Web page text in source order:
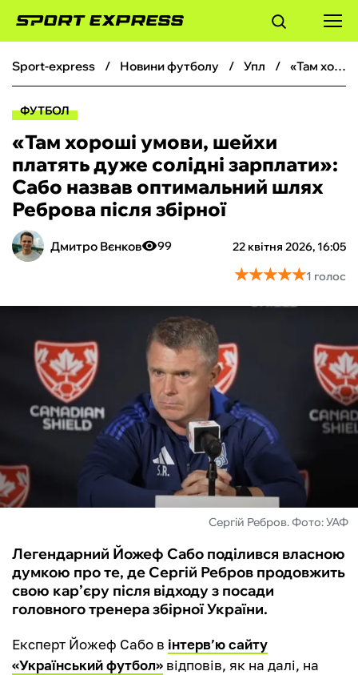
ФУТБОЛ
БОКС
ХОКЕЙ
ТЕНІС
КІБЕРСПОРТ
ЧС-2026
ФУТЗАЛ
ІНШІ
БУКМЕКЕРИ
sport-express новини футболу упл «Там хороші умови, шейхи платять дуже солідні зарплати»: Сабо назвав оптимальний шлях Реброва після збірної
ФУТБОЛ
«Там хороші умови, шейхи
платять дуже солідні зарплати»:
Сабо назвав оптимальний шлях
Реброва після збірної
Дмитро Вєнков 22 квітня 2026, 16:05
99
★★★★★
★★★★★1 голос
Сергій Ребров. Фото: УАФ
Легендарний Йожеф Сабо поділився власною
думкою про те, де Сергій Ребров продовжить
свою кар’єру після відходу з посади
головного тренера збірної України.
Експерт Йожеф Сабо в інтерв’ю сайту
«Український футбол» відповів, як на далі, на